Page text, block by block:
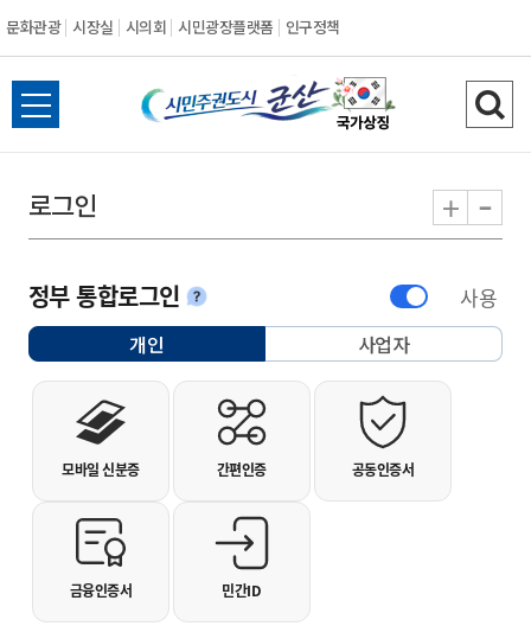
문화관광 시장실 시의회 시민광장플랫폼 인구정책
시민주권도시 군
전체메뉴 열기 검
로그인 + -
정부 통합로그인안내 사용
개인선택됨 사업자
개인사용자 로그인
모바일 신분증 간편인증 공동인증서
금융인증서 민간ID